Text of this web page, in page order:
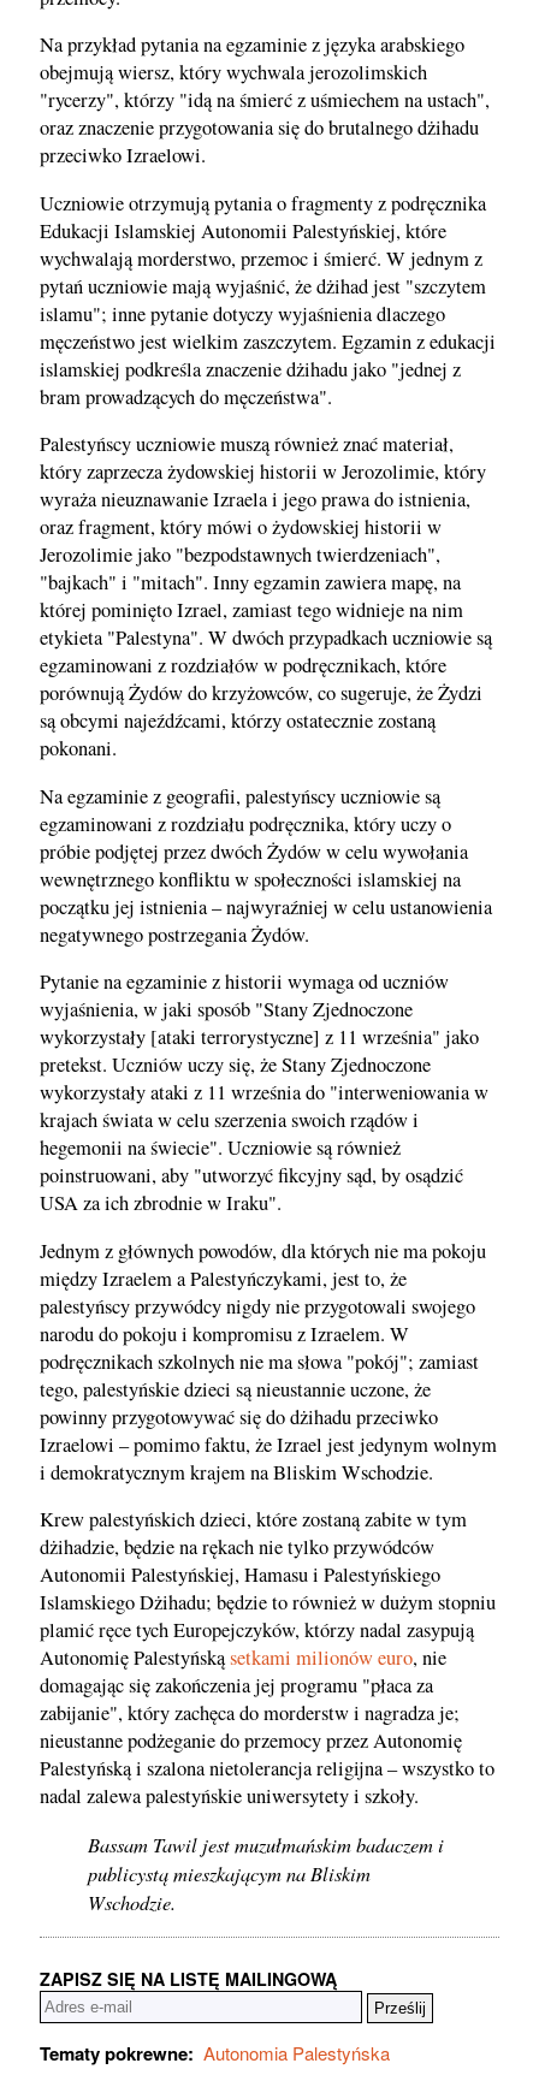
Na przykład pytania na egzaminie z języka arabskiego
obejmują wiersz, który wychwala jerozolimskich
"rycerzy", którzy "idą na śmierć z uśmiechem na ustach",
oraz znaczenie przygotowania się do brutalnego dżihadu
przeciwko Izraelowi.
Uczniowie otrzymują pytania o fragmenty z podręcznika
Edukacji Islamskiej Autonomii Palestyńskiej, które
wychwalają morderstwo, przemoc i śmierć. W jednym z
pytań uczniowie mają wyjaśnić, że dżihad jest "szczytem
islamu"; inne pytanie dotyczy wyjaśnienia dlaczego
męczeństwo jest wielkim zaszczytem. Egzamin z edukacji
islamskiej podkreśla znaczenie dżihadu jako "jednej z
bram prowadzących do męczeństwa".
Palestyńscy uczniowie muszą również znać materiał,
który zaprzecza żydowskiej historii w Jerozolimie, który
wyraża nieuznawanie Izraela i jego prawa do istnienia,
oraz fragment, który mówi o żydowskiej historii w
Jerozolimie jako "bezpodstawnych twierdzeniach",
"bajkach" i "mitach". Inny egzamin zawiera mapę, na
której pominięto Izrael, zamiast tego widnieje na nim
etykieta "Palestyna". W dwóch przypadkach uczniowie są
egzaminowani z rozdziałów w podręcznikach, które
porównują Żydów do krzyżowców, co sugeruje, że Żydzi
są obcymi najeźdźcami, którzy ostatecznie zostaną
pokonani.
Na egzaminie z geografii, palestyńscy uczniowie są
egzaminowani z rozdziału podręcznika, który uczy o
próbie podjętej przez dwóch Żydów w celu wywołania
wewnętrznego konfliktu w społeczności islamskiej na
początku jej istnienia – najwyraźniej w celu ustanowienia
negatywnego postrzegania Żydów.
Pytanie na egzaminie z historii wymaga od uczniów
wyjaśnienia, w jaki sposób "Stany Zjednoczone
wykorzystały [ataki terrorystyczne] z 11 września" jako
pretekst. Uczniów uczy się, że Stany Zjednoczone
wykorzystały ataki z 11 września do "interweniowania w
krajach świata w celu szerzenia swoich rządów i
hegemonii na świecie". Uczniowie są również
poinstruowani, aby "utworzyć fikcyjny sąd, by osądzić
USA za ich zbrodnie w Iraku".
Jednym z głównych powodów, dla których nie ma pokoju
między Izraelem a Palestyńczykami, jest to, że
palestyńscy przywódcy nigdy nie przygotowali swojego
narodu do pokoju i kompromisu z Izraelem. W
podręcznikach szkolnych nie ma słowa "pokój"; zamiast
tego, palestyńskie dzieci są nieustannie uczone, że
powinny przygotowywać się do dżihadu przeciwko
Izraelowi – pomimo faktu, że Izrael jest jedynym wolnym
i demokratycznym krajem na Bliskim Wschodzie.
Krew palestyńskich dzieci, które zostaną zabite w tym
dżihadzie, będzie na rękach nie tylko przywódców
Autonomii Palestyńskiej, Hamasu i Palestyńskiego
Islamskiego Dżihadu; będzie to również w dużym stopniu
plamić ręce tych Europejczyków, którzy nadal zasypują
Autonomię Palestyńskąsetkami milionów euro, nie
domagając się zakończenia jej programu "płaca za
zabijanie", który zachęca do morderstw i nagradza je;
nieustanne podżeganie do przemocy przez Autonomię
Palestyńską i szalona nietolerancja religijna – wszystko to
nadal zalewa palestyńskie uniwersytety i szkoły.
Bassam Tawil jest muzułmańskim badaczem i
publicystą mieszkającym na Bliskim
Wschodzie.
ZAPISZ SIĘ NA LISTĘ MAILINGOWĄ
Tematy pokrewne: Autonomia Palestyńska